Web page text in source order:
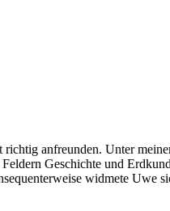
anfreunden. Unter
Geschichte und
widmete Uwe